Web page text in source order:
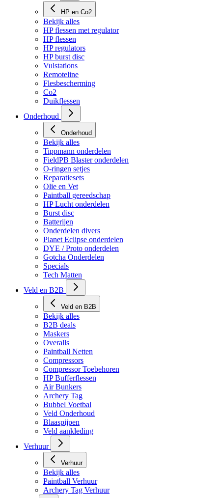
HP en Co2
Bekijk alles
HP flessen met regulator
HP flessen
HP regulators
HP burst disc
Vulstations
Remoteline
Flesbescherming
Co2
Duikflessen
Onderhoud
Onderhoud
Bekijk alles
Tippmann onderdelen
FieldPB Blaster onderdelen
O-ringen setjes
Reparatiesets
Olie en Vet
Paintball gereedschap
HP Lucht onderdelen
Burst disc
Batterijen
Onderdelen divers
Planet Eclipse onderdelen
DYE / Proto onderdelen
Gotcha Onderdelen
Specials
Tech Matten
Veld en B2B
Veld en B2B
Bekijk alles
B2B deals
Maskers
Overalls
Paintball Netten
Compressors
Compressor Toebehoren
HP Bufferflessen
Air Bunkers
Archery Tag
Bubbel Voetbal
Veld Onderhoud
Blaaspijpen
Veld aankleding
Verhuur
Verhuur
Bekijk alles
Paintball Verhuur
Archery Tag Verhuur